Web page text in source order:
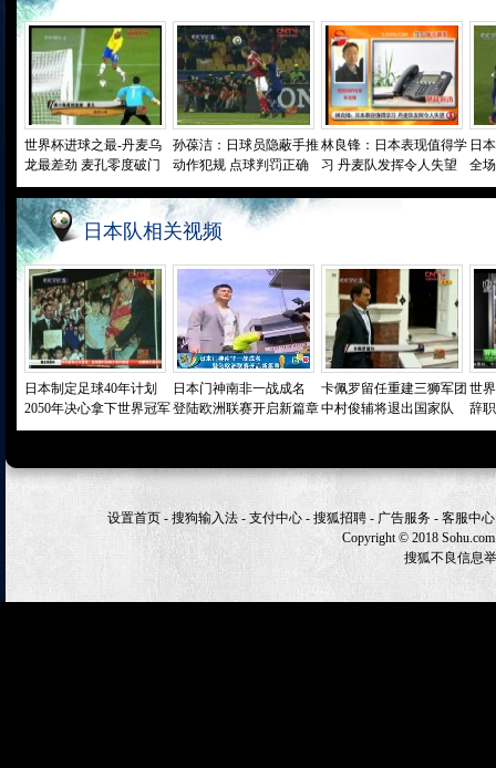
世界杯进球之最-丹麦乌
龙最差劲 麦孔零度破门
孙葆洁：日球员隐蔽手推
动作犯规 点球判罚正确
林良锋：日本表现值得学
习 丹麦队发挥令人失望
日
全
日本队相关视频
日本制定足球40年计划
2050年决心拿下世界冠军
日本门神南非一战成名
登陆欧洲联赛开启新篇章
卡佩罗留任重建三狮军团
中村俊辅将退出国家队
世
辞
设置首页- 搜狗输入法- 支付中心- 搜狐招聘- 广告服务- 客服中心
Copyright© 2018
搜狐不良信息